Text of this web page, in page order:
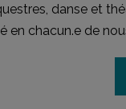
danse et
en chacun.e de